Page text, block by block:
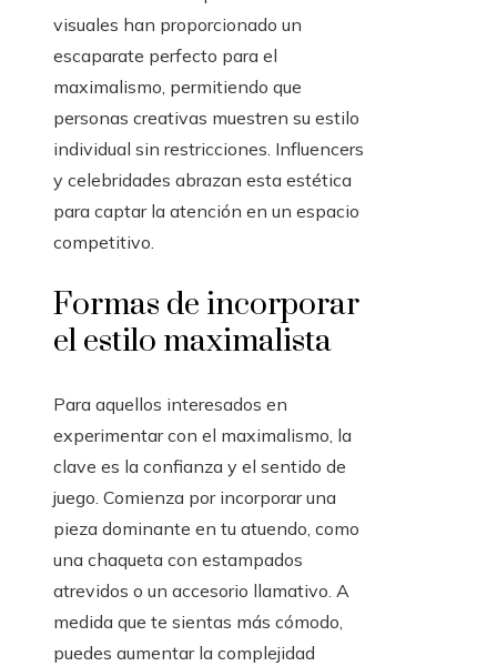
visuales han proporcionado un
escaparate perfecto para el
maximalismo, permitiendo que
personas creativas muestren su estilo
individual sin restricciones. Influencers
y celebridades abrazan esta estética
para captar la atención en un espacio
competitivo.
Formas de incorporar
el estilo maximalista
Para aquellos interesados en
experimentar con el maximalismo, la
clave es la confianza y el sentido de
juego. Comienza por incorporar una
pieza dominante en tu atuendo, como
una chaqueta con estampados
atrevidos o un accesorio llamativo. A
medida que te sientas más cómodo,
puedes aumentar la complejidad